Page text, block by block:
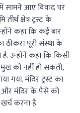
सामने आए विवाद पर
क्षेत्र ट्रस्ट के
कहा कि कई बार
ठीकरा पूरी संस्था के
उन्होंने कहा कि किसी
को नहीं हो सकती,
गया. मंदिर ट्रस्ट का
और मंदिर के पैसे को
करना है.